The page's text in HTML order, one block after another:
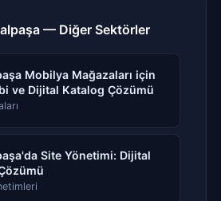
— Diğer Sektörler
Mobilya Mağazaları için
ve Dijital Katalog Çözümü
Site Yönetimi: Dijital